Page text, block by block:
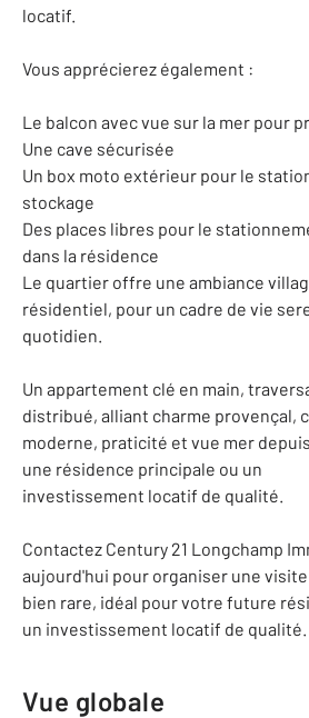
locatif.
Vous apprécierez également :
Le balcon avec vue sur la mer pour
Une cave sécurisée
Un box moto extérieur pour le
stockage
Des places libres pour le
dans la résidence
Le quartier offre une ambiance
résidentiel, pour un cadre de vie
quotidien.
Un appartement clé en main,
distribué, alliant charme provençal,
moderne, praticité et vue mer
une résidence principale ou un
investissement locatif de qualité.
Contactez Century 21 Longchamp
aujourd'hui pour organiser une
bien rare, idéal pour votre future
un investissement locatif de qualité.
Vue globale